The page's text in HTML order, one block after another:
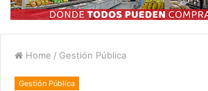
Home / Gestión Pública
Gestión Pública